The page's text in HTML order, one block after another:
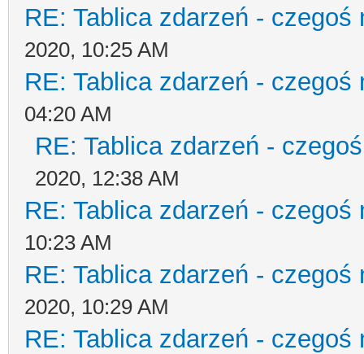
RE: Tablica zdarzeń - czegoś
2020, 10:25 AM
RE: Tablica zdarzeń - czegoś
04:20 AM
RE: Tablica zdarzeń -
2020, 12:38 AM
RE: Tablica zdarzeń - czegoś
10:23 AM
RE: Tablica zdarzeń - czegoś
2020, 10:29 AM
RE: Tablica zdarzeń - czegoś